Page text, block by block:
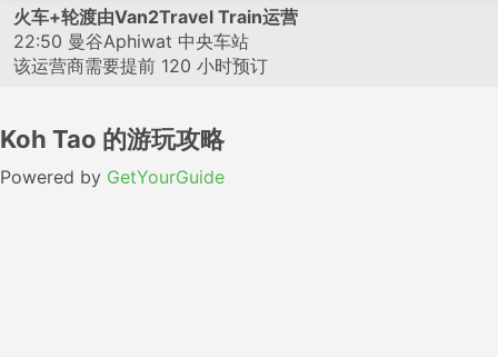
火车+轮渡由Van2Travel Train运营
22:50 曼谷Aphiwat 中央车站
该运营商需要提前 120 小时预订
Koh Tao 的游玩攻略
Powered by GetYourGuide